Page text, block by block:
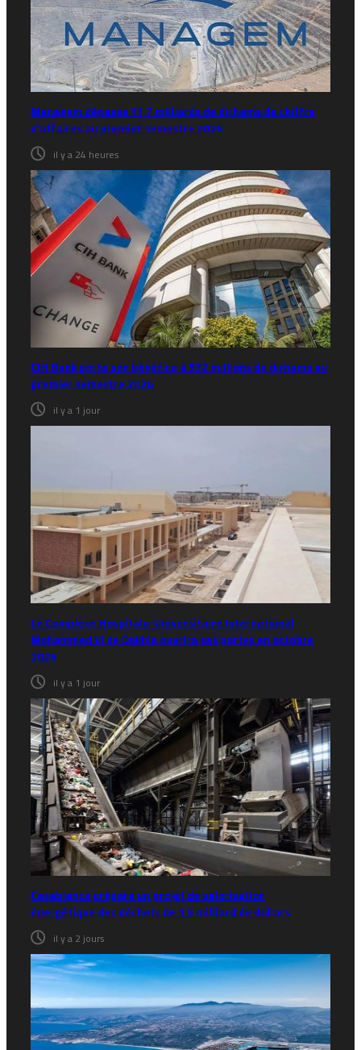
Managem dépasse 11,7 milliards de dirhams de chiffre
d’affaires au premier semestre 2026
il y a 24 heures
CIH Bank porte son bénéfice à 532 millions de dirhams au
premier semestre 2026
il y a 1 jour
Le Complexe Hospitalo-Universitaire International
Mohammed VI de Dakhla ouvrira ses portes en octobre
2026
il y a 1 jour
Casablanca prépare un projet de valorisation
énergétique des déchets de 1,5 milliard de dollars
il y a 2 jours